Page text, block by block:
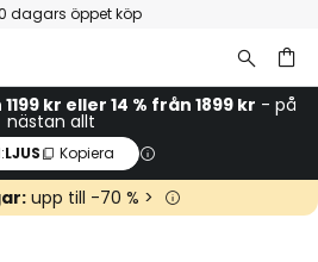
dagars öppet köp
kr eller 14 % från 1899 kr - på
nästan allt
LJUS Kopiera
upp till -70 % >